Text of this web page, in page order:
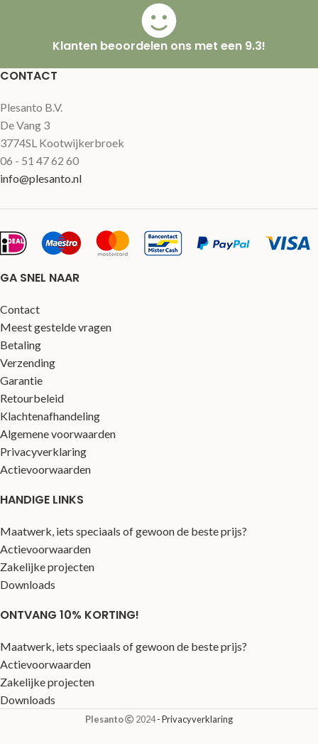
Klanten beoordelen ons met een 9.3!
CONTACT
Plesanto B.V.
De Vang 3
3774SL Kootwijkerbroek
06 - 51 47 62 60
info@plesanto.nl
GA SNEL NAAR
Contact
Meest gestelde vragen
Betaling
Verzending
Garantie
Retourbeleid
Klachtenafhandeling
Algemene voorwaarden
Privacyverklaring
Actievoorwaarden
HANDIGE LINKS
Maatwerk, iets speciaals of gewoon de beste prijs?
Actievoorwaarden
Zakelijke projecten
Downloads
ONTVANG 10% KORTING!
Maatwerk, iets speciaals of gewoon de beste prijs?
Actievoorwaarden
Zakelijke projecten
Downloads
Plesanto 2024- Privacyverklaring